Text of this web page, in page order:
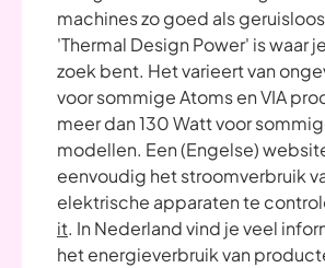
machines zo goed als
'Thermal Design Power' is waar
zoek bent. Het varieert van
voor sommige Atoms en VIA
meer dan 130 Watt voor
modellen. Een (Engelse)
eenvoudig het stroomverbruik
elektrische apparaten te
it. In Nederland vind je veel
het energieverbruik van